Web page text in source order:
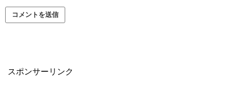
スポンサーリンク